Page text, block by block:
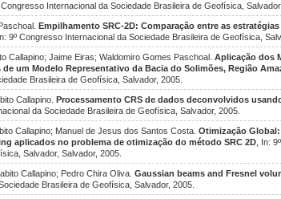
Congresso Internacional da Sociedade Brasileira de Geofísica,
Empilhamento SRC-2D: Comparação entre as
In: 9º Congresso Internacional da Sociedade Brasileira de Geofísica,
Callapino; Jaime Eiras; Waldomiro Gomes Paschoal. Aplicação dos
um Modelo Representativo da Bacia do Solimões, Região
Brasileira de Geofísica, Salvador, 2005.
Callapino. Processamento CRS de dados deconvolvidos
da Sociedade Brasileira de Geofísica, Salvador, 2005.
Callapino; Manuel de Jesus dos Santos Costa. Otimização
aplicados no problema de otimização do método SRC 2D , In:
Salvador, Salvador, 2005.
Callapino; Pedro Chira Oliva. Gaussian beams and Fresnel
Brasileira de Geofísica, Salvador, 2005.